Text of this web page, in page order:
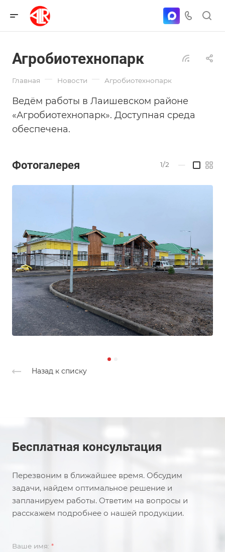
Агробиотехнопарк
Главная — Новости — Агробиотехнопарк
Ведём работы в Лаишевском районе
«Агробиотехнопарк». Доступная среда
обеспечена.
Фотогалерея 1/2 —
Назад к списку
Бесплатная консультация
Перезвоним в ближайшее время. Обсудим
задачи, найдем оптимальное решение и
запланируем работы. Ответим на вопросы и
расскажем подробнее о нашей продукции.
Ваше имя: *